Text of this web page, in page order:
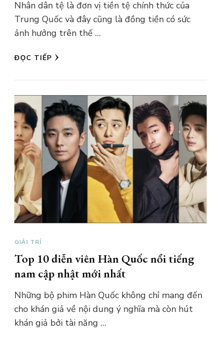
Nhân dân tệ là đơn vị tiền tệ chính thức của
Trung Quốc và đây cũng là đồng tiền có sức
ảnh hưởng trên thế …
ĐỌC TIẾP
GIẢI TRÍ
Top 10 diễn viên Hàn Quốc nổi tiếng
nam cập nhật mới nhất
Những bộ phim Hàn Quốc không chỉ mang đến
cho khán giả về nội dung ý nghĩa mà còn hút
khán giả bởi tài năng …